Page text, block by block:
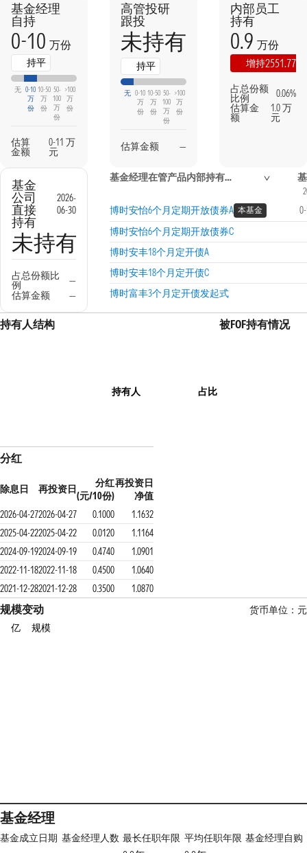
基金经理
自持
0-10 万份
持平
无 0-10
万
份
10-50
万
份
50-
100
万
份
>100
万
份
估算
金额
0-11 万
元
高管投研
跟投
未持有
持平
无 0-10
万
份
10-50
万
份
50-
100
万
份
>100
万
份
估算金额 —
内部员工
持有
0.9 万份
增持2551.77%
占总份额
比例
0.06%
估算金
额
1.0 万
元
基金
公司
直接
持有
2026-
06-30
未持有
占总份额比
例
—
估算金额
—
基金经理在管产品内部持有信息
博时安怡6个月定期开放债券A 本基金
博时安怡6个月定期开放债券C
博时安丰18个月定开债A
博时安丰18个月定开债C
博时富丰3个月定开债发起式
持有人结构
持有人 占比
被FOF持有情况
分红
除息日 再投资日
分红
(元/10份)
再投资日
净值
2026-04-272026-04-27 0.1000
1.1632
2025-04-222025-04-22 0.0120
1.1164
2024-09-192024-09-19 0.4740
1.0901
2022-11-182022-11-18 0.4500
1.0640
2021-12-282021-12-28 0.3500 1.0870
规模变动
货币单位：元
亿
规模
基金经理
基金成立日期 基金经理人数 最长任职年限 平均任职年限 基金经理自购